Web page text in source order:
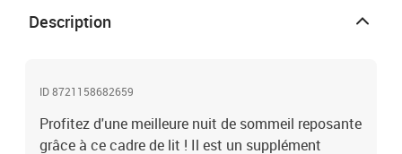
Description
ID 8721158682659
Profitez d'une meilleure nuit de sommeil reposante
grâce à ce cadre de lit ! Il est un supplément